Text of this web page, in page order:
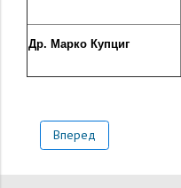
Др. Марко Купциг
Вперед